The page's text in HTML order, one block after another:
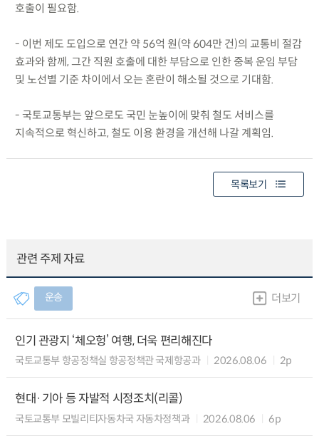
호출이 필요함.
- 이번 제도 도입으로 연간 약 56억 원(약 604만 건)의 교통비 절감
효과와 함께, 그간 직원 호출에 대한 부담으로 인한 중복 운임 부담
및 노선별 기준 차이에서 오는 혼란이 해소될 것으로 기대함.
- 국토교통부는 앞으로도 국민 눈높이에 맞춰 철도 서비스를
지속적으로 혁신하고, 철도 이용 환경을 개선해 나갈 계획임.
목록보기
관련 주제 자료
운송 더보기
인기 관광지 ‘체오헝’ 여행, 더욱 편리해진다
국토교통부 항공정책실 항공정책관 국제항공과 2026.08.06 2p
현대·기아 등 자발적 시정조치(리콜)
국토교통부 모빌리티자동차국 자동차정책과 2026.08.06 6p